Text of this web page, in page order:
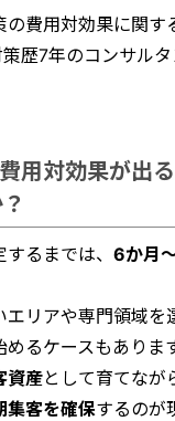
の費用対効果に関す
歴7年のコンサル
用対効果が出
るまでは、 6か月
エリアや専門領域を
るケースもあります
資産として育てなが
集客を確保するのが